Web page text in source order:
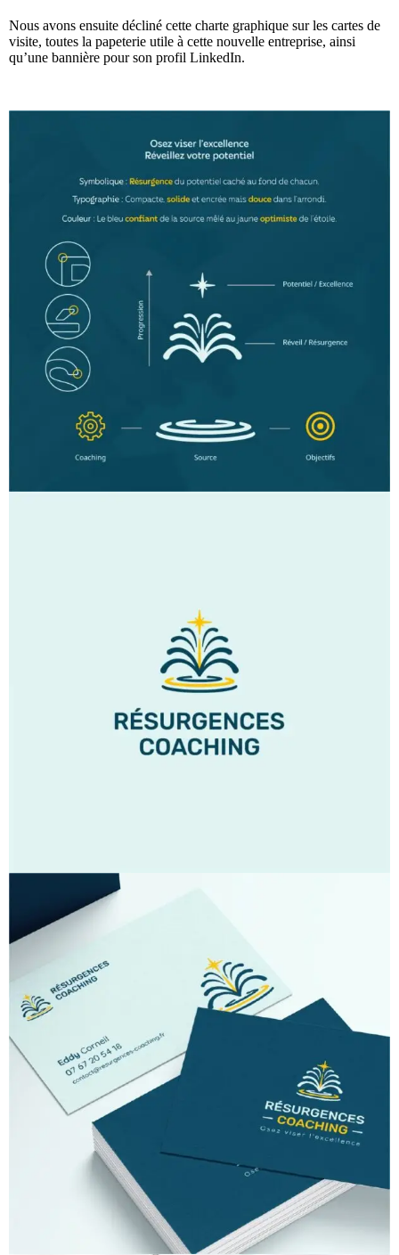
Nous avons ensuite décliné cette charte graphique sur les cartes de
visite, toutes la papeterie utile à cette nouvelle entreprise, ainsi
qu’une bannière pour son profil LinkedIn.